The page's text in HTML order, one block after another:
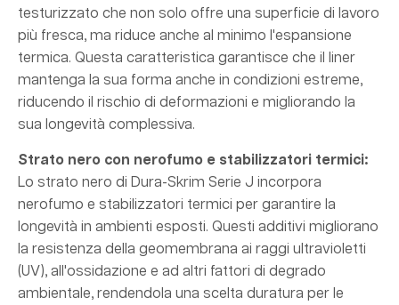
testurizzato che non solo offre una superficie di lavoro
più fresca, ma riduce anche al minimo l'espansione
termica. Questa caratteristica garantisce che il liner
mantenga la sua forma anche in condizioni estreme,
riducendo il rischio di deformazioni e migliorando la
sua longevità complessiva.
Strato nero con nerofumo e stabilizzatori termici:
Lo strato nero di Dura-Skrim Serie J incorpora
nerofumo e stabilizzatori termici per garantire la
longevità in ambienti esposti. Questi additivi migliorano
la resistenza della geomembrana ai raggi ultravioletti
(UV), all'ossidazione e ad altri fattori di degrado
ambientale, rendendola una scelta duratura per le